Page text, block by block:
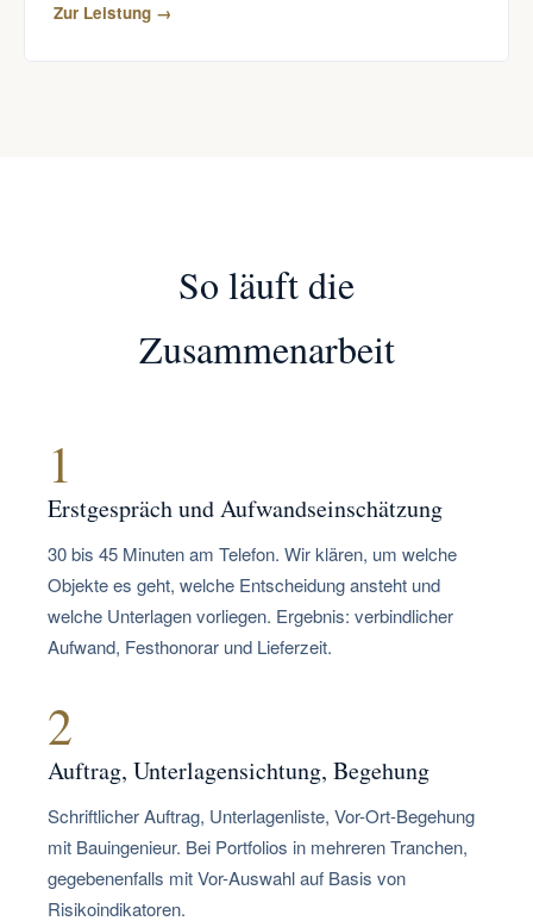
Zur Leistung →
So läuft die
Zusammenarbeit
1
Erstgespräch und Aufwandseinschätzung
30 bis 45 Minuten am Telefon. Wir klären, um welche
Objekte es geht, welche Entscheidung ansteht und
welche Unterlagen vorliegen. Ergebnis: verbindlicher
Aufwand, Festhonorar und Lieferzeit.
2
Auftrag, Unterlagensichtung, Begehung
Schriftlicher Auftrag, Unterlagenliste, Vor-Ort-Begehung
mit Bauingenieur. Bei Portfolios in mehreren Tranchen,
gegebenenfalls mit Vor-Auswahl auf Basis von
Risikoindikatoren.